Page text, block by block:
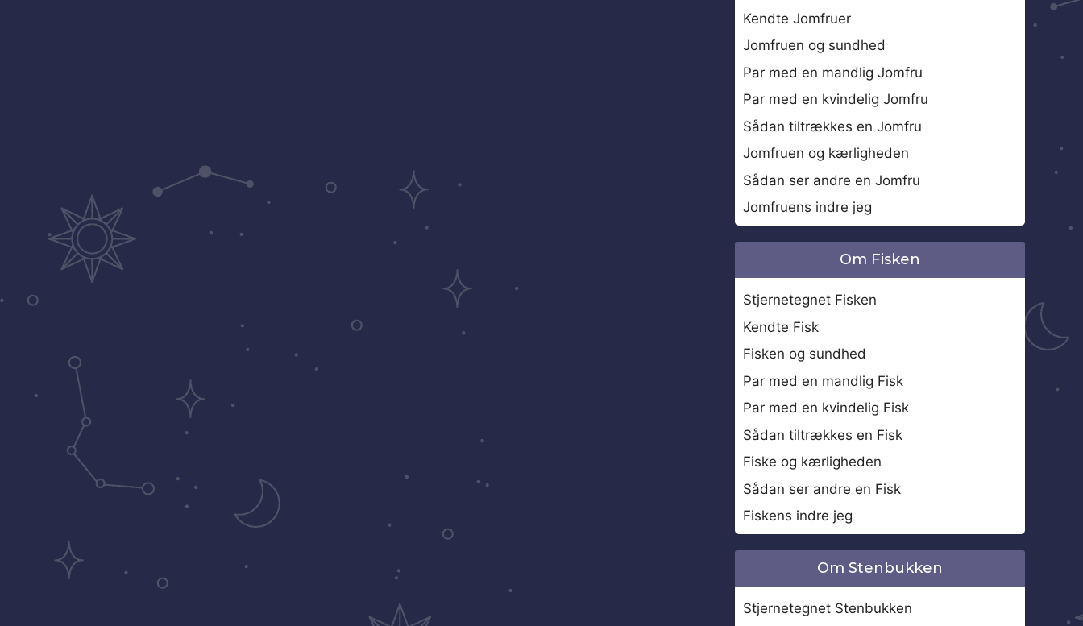
Kendte Jomfruer
Jomfruen og sundhed
Par med en mandlig Jomfru
Par med en kvindelig Jomfru
Sådan tiltrækkes en Jomfru
Jomfruen og kærligheden
Sådan ser andre en Jomfru
Jomfruens indre jeg
Om Fisken
Stjernetegnet Fisken
Kendte Fisk
Fisken og sundhed
Par med en mandlig Fisk
Par med en kvindelig Fisk
Sådan tiltrækkes en Fisk
Fiske og kærligheden
Sådan ser andre en Fisk
Fiskens indre jeg
Om Stenbukken
Stjernetegnet Stenbukken